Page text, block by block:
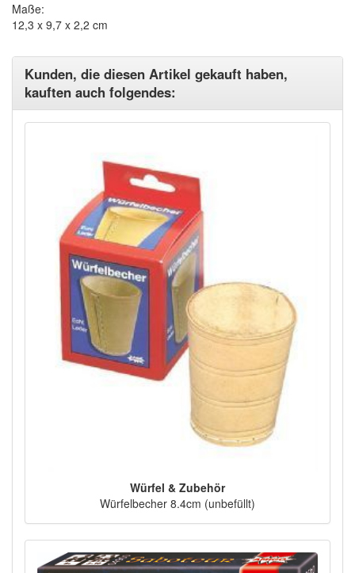
Maße:
12,3 x 9,7 x 2,2 cm
Kunden, die diesen Artikel gekauft haben,
kauften auch folgendes:
Würfel & Zubehör
Würfelbecher 8.4cm (unbefüllt)